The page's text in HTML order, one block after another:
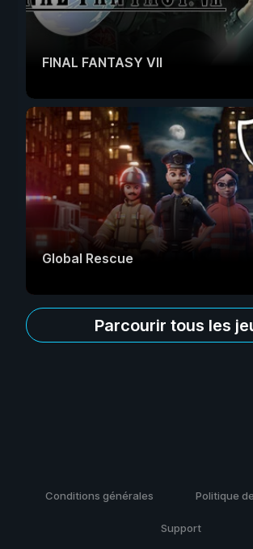
FINAL FANTASY VII
Global Rescue
Parcourir tous les
Conditions générales Politique
Support